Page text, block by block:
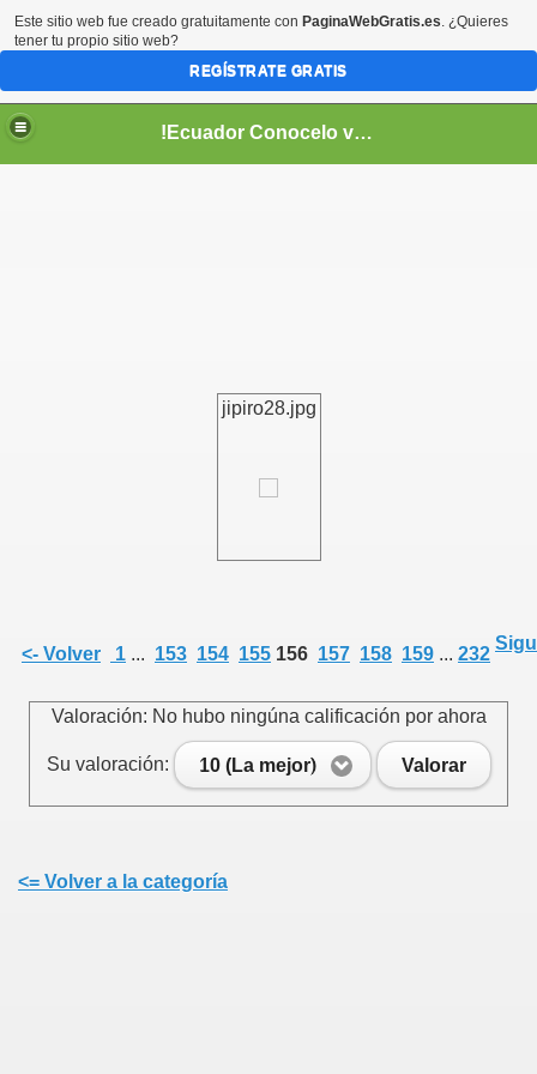
!Ecuador Conocelo vivelo!
jipiro28.jpg
<- Volver 1 ... 153 154 155 156 157 158 159 ... 232
Valoración: No hubo ningúna calificación por ahora
Su valoración: 10 (La mejor) Valorar
<= Volver a la categoría
Este sitio web fue creado gratuitamente con PaginaWebGratis.es. ¿Quieres
tener tu propio sitio web?
REGÍSTRATE GRATIS